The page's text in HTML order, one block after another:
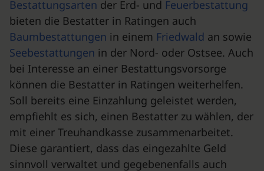
Bestattungsarten der Erd- und Feuerbestattung
bieten die Bestatter in Ratingen auch
Baumbestattungen in einem Friedwald an sowie
Seebestattungen in der Nord- oder Ostsee. Auch
bei Interesse an einer Bestattungsvorsorge
können die Bestatter in Ratingen weiterhelfen.
Soll bereits eine Einzahlung geleistet werden,
empfiehlt es sich, einen Bestatter zu wählen, der
mit einer Treuhandkasse zusammenarbeitet.
Diese garantiert, dass das eingezahlte Geld
sinnvoll verwaltet und gegebenenfalls auch